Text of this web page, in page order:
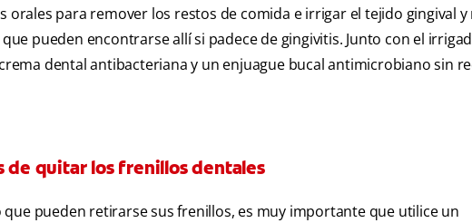
orales para remover los restos de comida e irrigar el tejido gingival
pueden encontrarse allí si padece de gingivitis. Junto con el
dental antibacteriana y un enjuague bucal antimicrobiano sin
de quitar los frenillos dentales
pueden retirarse sus frenillos, es muy importante que utilice un